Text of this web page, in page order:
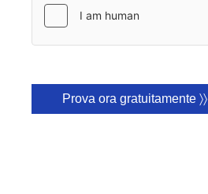
Prova ora gratuitamente 〉〉